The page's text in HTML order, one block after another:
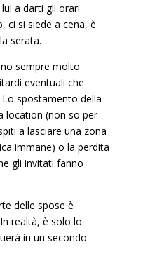
a darti gli orari
ci si siede a cena, è
serata.
sempre molto
eventuali che
spostamento della
location (non so per
a lasciare una zona
immane) o la perdita
gli invitati fanno
delle spose è
realtà, è solo lo
in un secondo